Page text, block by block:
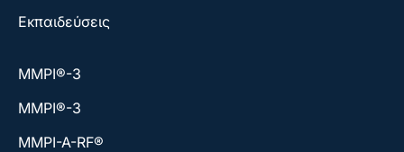
Εκπαιδεύσεις
ΜΜΡΙ®-3
ΜΜΡΙ®-3
MMPI-A-RF®